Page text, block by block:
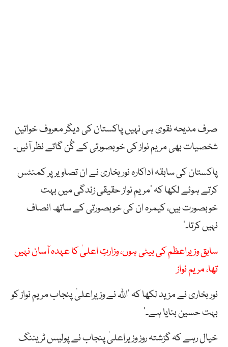
صرف مدیحہ نقوی ہی نہیں پاکستان کی دیگر معروف خواتین
شخصیات بھی مریم نواز کی خوبصورتی کے گُن گاتے نظر آئیں۔
پاکستان کی سابقہ اداکارہ نور بخاری نے ان تصاویر پر کمنٹس
کرتے ہوئے لکھا کہ ’مریم نواز حقیقی زندگی میں بہت
خوبصورت ہیں، کیمرہ ان کی خوبصورتی کے ساتھ انصاف
نہیں کرتا۔’
سابق وزیراعظم کی بیٹی ہوں، وزارتِ اعلیٰ کا عہدہ آسان نہیں
تھا، مریم نواز
نور بخاری نے مزید لکھا کہ ‘اللّٰہ نے وزیراعلیٰ پنجاب مریم نواز کو
بہت حسین بنایا ہے۔’
خیال رہے کہ گزشتہ روز وزیراعلیٰ پنجاب نے پولیس ٹریننگ